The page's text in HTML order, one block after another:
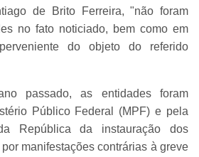
de Brito Ferreira, "não foram
no fato noticiado, bem como em
do objeto do referido
passado, as entidades foram
Público Federal (MPF) e pela
República da instauração dos
manifestações contrárias à greve